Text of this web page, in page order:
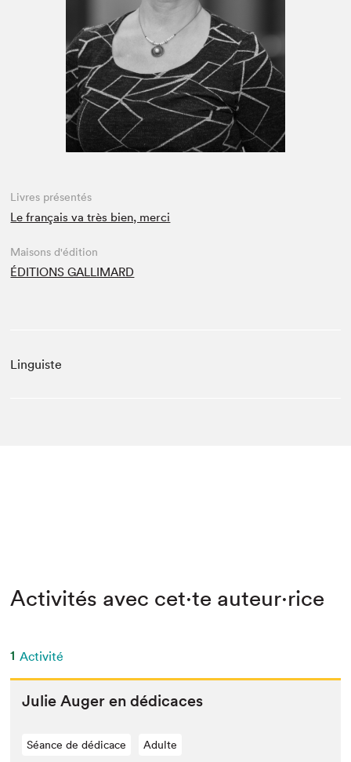
Livres présentés
Le français va très bien, merci
Maisons d'édition
ÉDITIONS GALLIMARD
Linguiste
Activités avec cet·te auteur·rice
1 Activité
Julie Auger en dédicaces
Séance de dédicace Adulte